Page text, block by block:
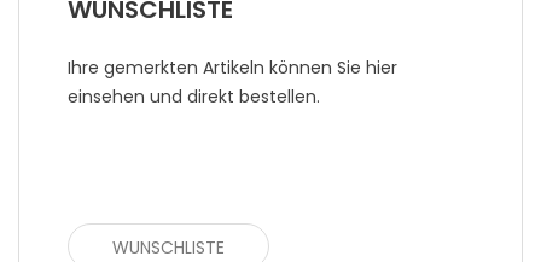
WUNSCHLISTE
Ihre gemerkten Artikeln können Sie hier
einsehen und direkt bestellen.
WUNSCHLISTE